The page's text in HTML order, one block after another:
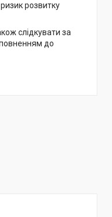
розвитку
слідкувати за
до